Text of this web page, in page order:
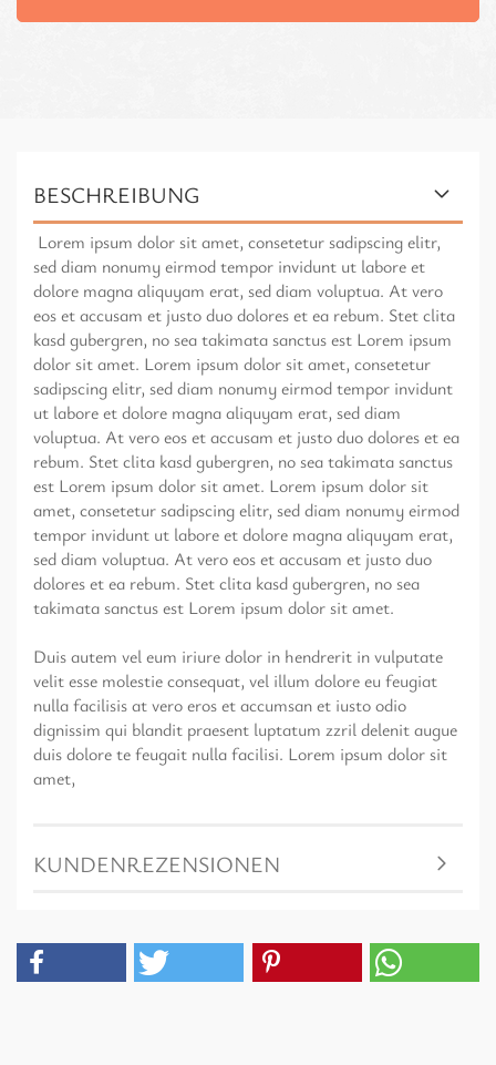
BESCHREIBUNG
Lorem ipsum dolor sit amet, consetetur sadipscing elitr,
sed diam nonumy eirmod tempor invidunt ut labore et
dolore magna aliquyam erat, sed diam voluptua. At vero
eos et accusam et justo duo dolores et ea rebum. Stet clita
kasd gubergren, no sea takimata sanctus est Lorem ipsum
dolor sit amet. Lorem ipsum dolor sit amet, consetetur
sadipscing elitr, sed diam nonumy eirmod tempor invidunt
ut labore et dolore magna aliquyam erat, sed diam
voluptua. At vero eos et accusam et justo duo dolores et ea
rebum. Stet clita kasd gubergren, no sea takimata sanctus
est Lorem ipsum dolor sit amet. Lorem ipsum dolor sit
amet, consetetur sadipscing elitr, sed diam nonumy eirmod
tempor invidunt ut labore et dolore magna aliquyam erat,
sed diam voluptua. At vero eos et accusam et justo duo
dolores et ea rebum. Stet clita kasd gubergren, no sea
takimata sanctus est Lorem ipsum dolor sit amet.
Duis autem vel eum iriure dolor in hendrerit in vulputate
velit esse molestie consequat, vel illum dolore eu feugiat
nulla facilisis at vero eros et accumsan et iusto odio
dignissim qui blandit praesent luptatum zzril delenit augue
duis dolore te feugait nulla facilisi. Lorem ipsum dolor sit
amet,
KUNDENREZENSIONEN